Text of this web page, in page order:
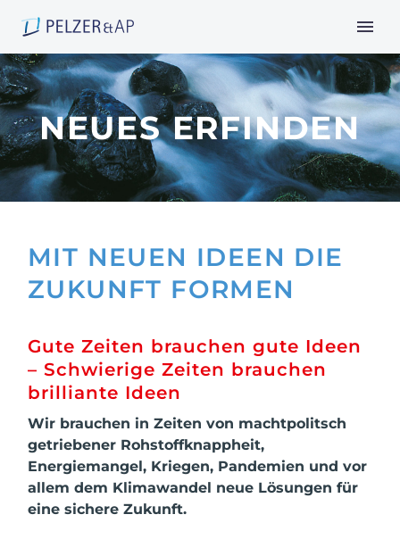
NEUES ERFINDEN
MIT NEUEN IDEEN DIE
ZUKUNFT FORMEN
Gute Zeiten brauchen gute Ideen
– Schwierige Zeiten brauchen
brilliante Ideen
Wir brauchen in Zeiten von machtpolitsch
getriebener Rohstoffknappheit,
Energiemangel, Kriegen, Pandemien und vor
allem dem Klimawandel neue Lösungen für
eine sichere Zukunft.